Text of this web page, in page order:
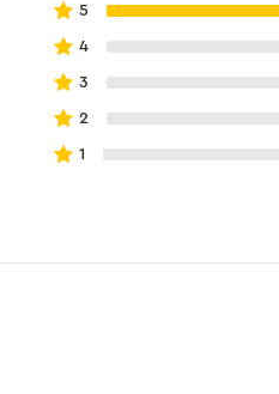
5
4
3
2
1